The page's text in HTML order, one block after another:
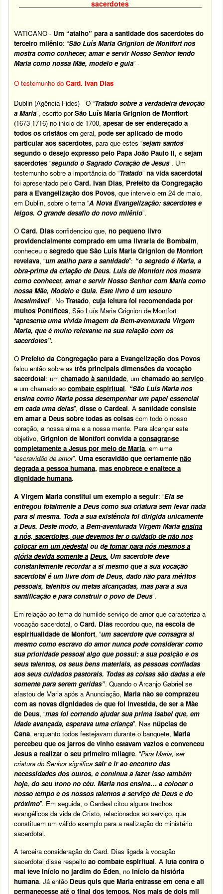
sacerdotes
VATICANO - Um “atalho” para a santidade dos sacerdotes do
terceiro milênio: “São Luís Maria Grignion de Montfort nos
mostra como conhecer, amar e servir Nosso Senhor tendo
Maria como nossa Mãe, modelo e guia” -
O testemunho do Card. Ivan Dias
Dublin (Agência Fides) - O “Tratado sobre a verdadeira devoção
a Maria”, escrito porSão Luís Maria Grignion de Montfort
(1673-1716) no início de 1700,apesar de ser endereçado a
todos os cristãosem geral,pode ser aplicado de modo
particular aos sacerdotes, para que estes “sejam santos”
segundo o desejo expresso pelo Papa João Paulo II, esejam
sacerdotes “segundo o Sagrado Coração de Jesus”. Um
testemunho sobre a importância do “Tratado”na vida sacerdotal
foi apresentado peloCard. Ivan Dias, Prefeito da Congregação
para a Evangelização dos Povos, que interveio em 24 de maio,
em Dublin, sobre o tema “A Nova Evangelização: sacerdotes e
leigos. O grande desafio do novo milênio”.
OCard. Dias confidenciou que,no pequeno livro
providencialmente comprado em uma livraria de Bombaim,
conheceu osegredo que São Luís Maria Grignion de Montfort
revelava, “um atalho para a santidade”: “o segredo é Maria, a
obra-prima da criação de Deus. Luís de Montfort nos mostra
como conhecer, amar e servir Nosso Senhor com Maria como
nossa Mãe, Modelo e Guia. Este livro é um tesouro
inestimável”. NoTratado,cuja leitura foi recomendada por
muitos Pontífices, São Luís Maria Grignion de Montfort
“apresenta uma vívida imagem da Bem-aventurada Virgem
Maria, que é muito relevante na sua relação com os
sacerdotes”.
O Prefeito da Congregação para a Evangelização dos Povos
falou então sobre astrês principais dimensões da vocação
sacerdotal: umchamado à santidade, umchamadoao serviço
e um chamado aocombate espiritual. “São Luís Maria nos
ensina como Maria possa desempenhar um papel essencial
em cada uma delas”,disse o Cardeal. A santidade consiste
em amar a Deus sobre todas as coisas com todo o nosso
coração, a nossa alma e a nossa mente. Para alcançar este
objetivo,Grignion de Montfort convida aconsagrar-se
completamente a Jesus por meio de Maria, em uma
“escravidão de amor”. Uma escravidão que certamentenão
degrada a pessoa humana,mas enobrece e enaltece a
dignidade humana.
A Virgem Maria constitui um exemplo a seguir: “Ela se
entregou totalmente a Deus como sua criatura sem levar nada
para si mesma. Toda a sua existência foi dirigida unicamente
a Deus. Deste modo, a Bem-aventurada Virgem Mariaensina
a nós, sacerdotes, que devemos ter o cuidado de não nos
colocar em um pedestalou de tomar para nós mesmos a
glória devida somente a Deus. Um sacerdote deve
constantemente recordar a si mesmo que a sua vocação
sacerdotal é um livre dom de Deus, dado não para méritos
pessoais, talentos ou metas alcançadas, mas para a sua
santificação e para construir o povo de Deus”.
Em relação ao tema do humilde serviço de amor que caracteriza a
vocação sacerdotal, oCard. Dias recordou que,na escola de
espiritualidade de Monfort, “um sacerdote que consagra si
mesmo como escravo do amor nunca pode considerar como
sua prioridade pessoal algo que possui: a sua posição e os
seus talentos, os seus bens materiais, as pessoas confiadas
aos seus cuidados pastorais. Todas as coisas são dadas a ele
somente para serem geridas”. Quando o Arcanjo Gabriel se
afastou de Maria após a Anunciação,Maria não se comprazeu
com as novas dignidades deque foi investida, de ser a Mãe
de Deus, “mas foi correndo ajudar sua prima Isabel que, em
idade avançada, esperava uma criança”. Nas núpcias de
Cana, enquanto todos festejavam durante o banquete, Maria
percebeu que os jarros de vinho estavam vazios e convenceu
Jesus a realizar o seu primeiro milagre. “Para Maria, ser
criatura do Senhor significasair e ir ao encontro das
necessidades dos outros, e continua a fazer isso também
hoje, do seu trono no céu. Maria nos ensina… a colocar o
nosso tempo e os nossos talentos a serviço de Deus e do
próximo”. Em seguida, o Cardeal citou alguns trechos
evangélicos da vida de Cristo, relacionados ao serviço, que
constituem um válido exemplo para a realização do ministério
sacerdotal.
A terceira consideração do Card. Dias ligada à vocação
sacerdotal disse respeito ao combate espiritual. Aluta contra o
mal teve início no jardim do Éden, no início da história
humana. Já então Deus quis que Maria entrasse em cena e ali
permanecesse até o final dos tempos. Nos mais de dois mil